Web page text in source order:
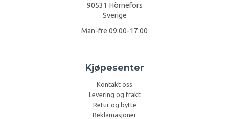
90531 Hörnefors
Sverige
Man-fre 09:00-17:00
Kjøpesenter
Kontakt oss
Levering og frakt
Retur og bytte
Reklamasjoner